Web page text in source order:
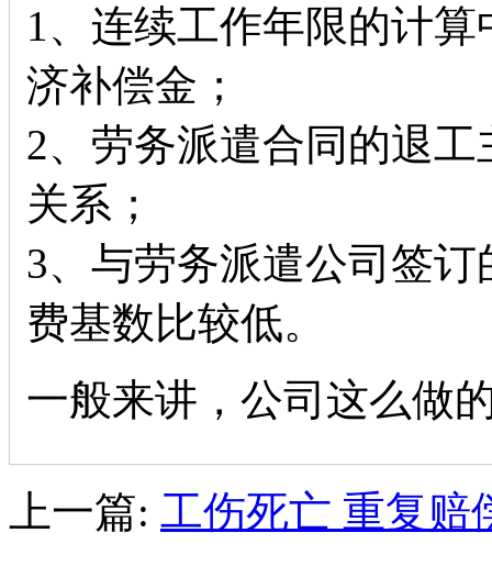
1、连续工作年限的计
济补偿金；
2、劳务派遣合同的退
关系；
3、与劳务派遣公司签
费基数比较低。
一般来讲，公司这么做
上一篇: 工伤死亡 重复赔